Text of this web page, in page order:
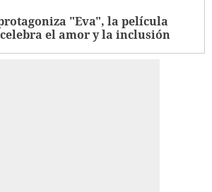
"Eva", la película
el amor y la inclusión